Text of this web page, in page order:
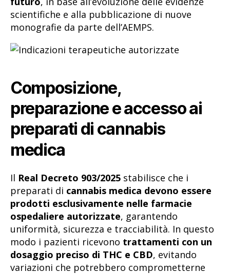
scientifiche e alla pubblicazione di nuove
monografie da parte dell’AEMPS.
Composizione,
preparazione e accesso ai
preparati di cannabis
medica
Il Real Decreto 903/2025 stabilisce che i
preparati di cannabis medica devono essere
prodotti esclusivamente nelle farmacie
ospedaliere autorizzate, garantendo
uniformità, sicurezza e tracciabilità. In questo
modo i pazienti ricevono trattamenti con un
dosaggio preciso di THC e CBD, evitando
variazioni che potrebbero comprometterne